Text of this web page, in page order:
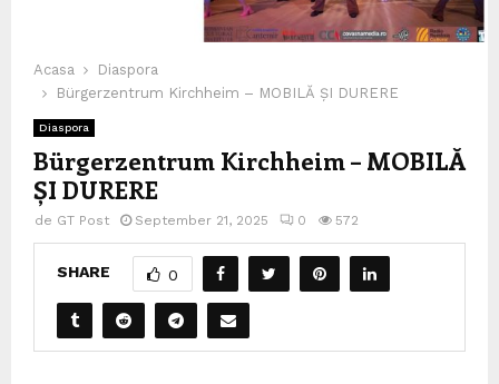
Acasa
Diaspora
Bürgerzentrum Kirchheim – MOBILĂ ȘI DURERE
Diaspora
Bürgerzentrum Kirchheim – MOBILĂ
ȘI DURERE
de GT Post September 21, 2025 0 572
SHARE 0